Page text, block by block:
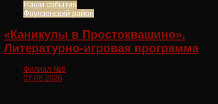
Наши события
Фрунзенский район
«Каникулы в Простоквашино».
Литературно-игровая программа
Филиал №6
07.08.2026